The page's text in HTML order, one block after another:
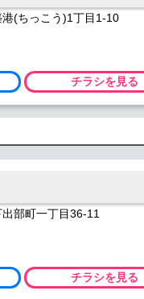
(ちっこう)1丁目1-10
チラシを見る
部町一丁目36-11
チラシを見る